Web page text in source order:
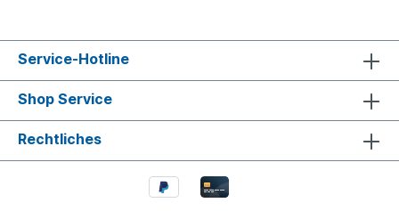
Service-Hotline
Shop Service
Rechtliches